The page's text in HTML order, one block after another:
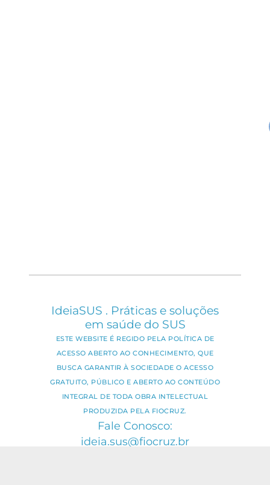
IdeiaSUS . Práticas e soluções
em saúde do SUS
ESTE WEBSITE É REGIDO PELA POLÍTICA DE
ACESSO ABERTO AO CONHECIMENTO, QUE
BUSCA GARANTIR À SOCIEDADE O ACESSO
GRATUITO, PÚBLICO E ABERTO AO CONTEÚDO
INTEGRAL DE TODA OBRA INTELECTUAL
PRODUZIDA PELA FIOCRUZ.
Fale Conosco:
ideia.sus@fiocruz.br